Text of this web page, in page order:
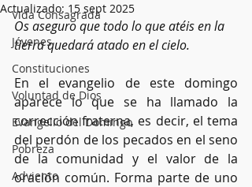
Vida Consagrada
Jóvenes
Constituciones
Voluntad de Dios
Evangelio del Domingo
Pobreza
Adviento
Actualizado: 15 sept 2025
Os aseguro que todo lo que atéis en la
tierra quedará atado en el cielo.
En el evangelio de este domingo
aparece lo que se ha llamado la
corrección fraterna, es decir, el tema
del perdón de los pecados en el seno
de la comunidad y el valor de la
oración común. Forma parte de uno